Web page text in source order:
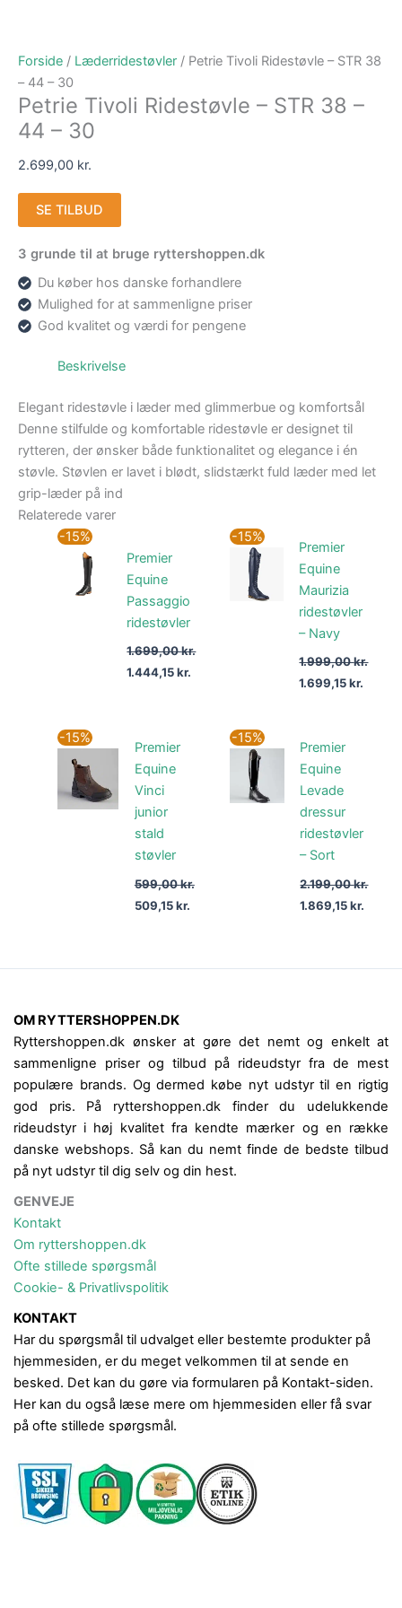
Forside / Læderridestøvler / Petrie Tivoli Ridestøvle – STR 38
– 44 – 30
Petrie Tivoli Ridestøvle – STR 38 –
44 – 30
2.699,00 kr.
SE TILBUD
3 grunde til at bruge ryttershoppen.dk
Du køber hos danske forhandlere
Mulighed for at sammenligne priser
God kvalitet og værdi for pengene
Beskrivelse
Elegant ridestøvle i læder med glimmerbue og komfortsål
Denne stilfulde og komfortable ridestøvle er designet til
rytteren, der ønsker både funktionalitet og elegance i én
støvle. Støvlen er lavet i blødt, slidstærkt fuld læder med let
grip-læder på ind
Relaterede varer
-15%
Premier
Equine
Passaggio
ridestøvler
1.699,00kr.
pris
var:
1.699,00 kr..
1.444,15kr.
aktuelle
1.444,15 kr..
-15%
Premier
Equine
Maurizia
ridestøvler
– Navy
1.999,00kr.
oprindelige
pris
var:
1.999,00 kr..
1.699,15kr.
-15%
Premier
Equine
Vinci
junior
stald
støvler
599,00kr.
oprindelige
pris
var:
599,00 kr..
509,15kr.
aktuelle
-15%
Premier
Equine
Levade
dressur
ridestøvler
– Sort
2.199,00kr.
oprindelige
pris
var:
2.199,00 kr..
1.869,15kr.
OM RYTTERSHOPPEN.DK
Ryttershoppen.dk ønsker at gøre det nemt og enkelt at
sammenligne priser og tilbud på rideudstyr fra de mest
populære brands. Og dermed købe nyt udstyr til en rigtig
god pris. På ryttershoppen.dk finder du udelukkende
rideudstyr i høj kvalitet fra kendte mærker og en række
danske webshops. Så kan du nemt finde de bedste tilbud
på nyt udstyr til dig selv og din hest.
GENVEJE
Kontakt
Om ryttershoppen.dk
Ofte stillede spørgsmål
Cookie- & Privatlivspolitik
KONTAKT
Har du spørgsmål til udvalget eller bestemte produkter på
hjemmesiden, er du meget velkommen til at sende en
besked. Det kan du gøre via formularen på Kontakt-siden.
Her kan du også læse mere om hjemmesiden eller få svar
på ofte stillede spørgsmål.